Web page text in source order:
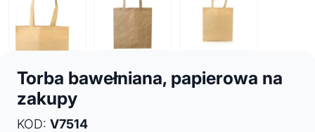
Torba bawełniana, papierowa na
zakupy
KOD: V7514